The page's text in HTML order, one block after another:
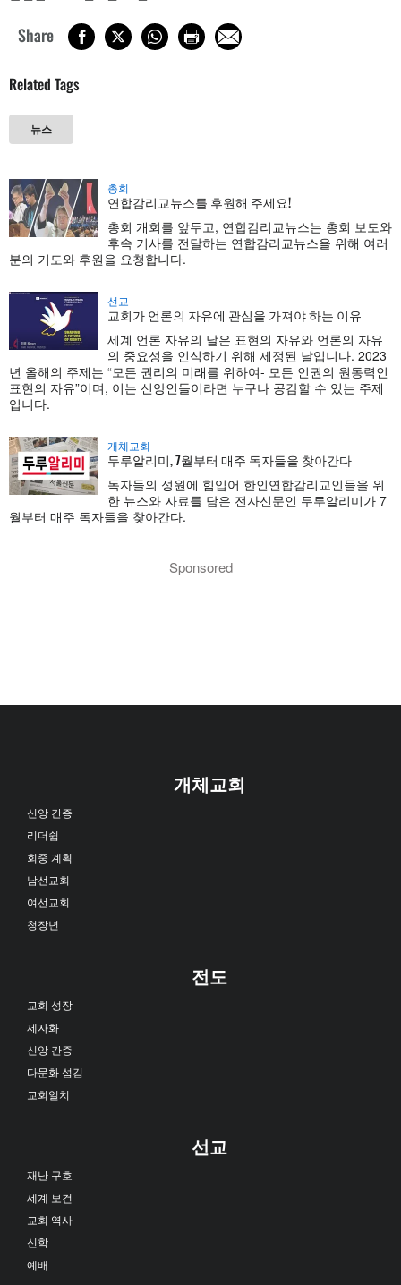
Share
Related Tags
뉴스
총회
연합감리교뉴스를 후원해 주세요!
총회 개회를 앞두고, 연합감리교뉴스는 총회 보도와
후속 기사를 전달하는 연합감리교뉴스을 위해 여러
분의 기도와 후원을 요청합니다.
선교
교회가 언론의 자유에 관심을 가져야 하는 이유
세계 언론 자유의 날은 표현의 자유와 언론의 자유
의 중요성을 인식하기 위해 제정된 날입니다. 2023
년 올해의 주제는 “모든 권리의 미래를 위하여- 모든 인권의 원동력인
표현의 자유”이며, 이는 신앙인들이라면 누구나 공감할 수 있는 주제
입니다.
개체교회
두루알리미, 7월부터 매주 독자들을 찾아간다
독자들의 성원에 힘입어 한인연합감리교인들을 위
한 뉴스와 자료를 담은 전자신문인 두루알리미가 7
월부터 매주 독자들을 찾아간다.
Sponsored
개체교회
신앙 간증
리더쉽
회중 계획
남선교회
여선교회
청장년
전도
교회 성장
제자화
신앙 간증
다문화 섬김
교회일치
선교
재난 구호
세계 보건
교회 역사
신학
예배